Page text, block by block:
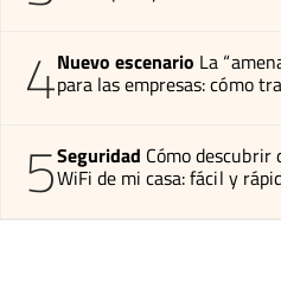
4Nuevo escenario La
para las empresas: cómo
5Seguridad Cómo descubrir
WiFi de mi casa: fácil y